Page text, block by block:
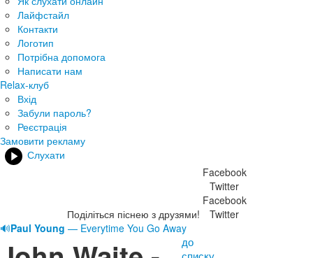
Лайфстайл
Контакти
Логотип
Потрібна допомога
Написати нам
Relax-клуб
Вхід
Забули пароль?
Реєстрація
Замовити рекламу
Слухати
Поділіться піснею з друзями!
Facebook
Twitter
Facebook
Twitter
🔊Paul Young — Everytime You Go Away
до